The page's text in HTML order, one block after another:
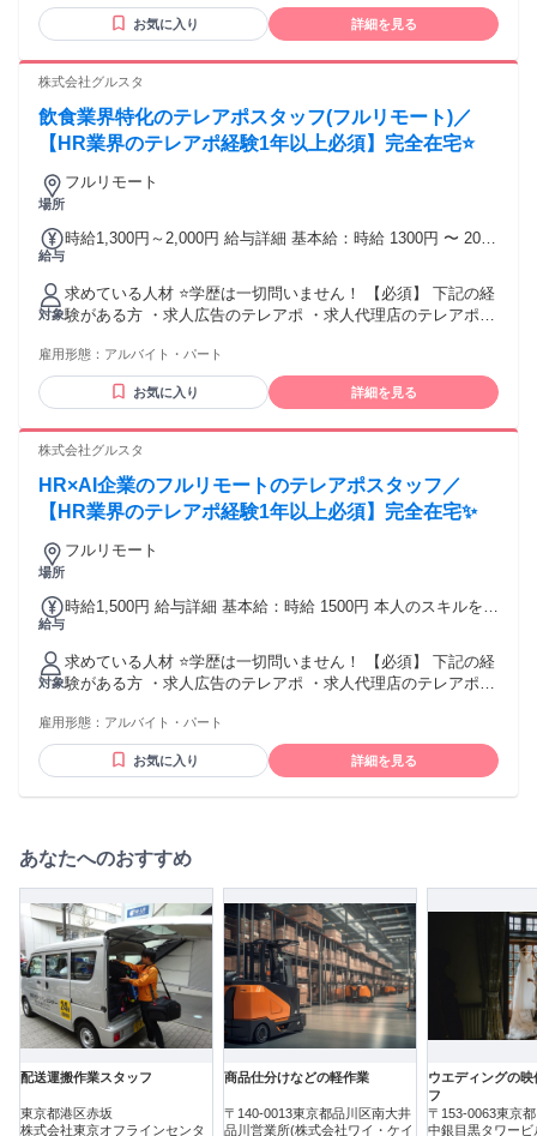
れていた方たちばかりです。 営業職、販売職、飲食店、テー
マパーク、など 接客業に携わっていた方はもちろん、 事務職
来た方であれば、即戦力です！
お気に入り 詳細を見る
株式会社グルスタ
飲食業界特化のテレアポスタッフ(フルリモート)／
【HR業界のテレアポ経験1年以上必須】完全在宅⭐
場所
フルリモート
給与
時給1,300円～2,000円 給与詳細 基本給：時給 1300円 〜 2000
応じて時給が変動） 「フルタイムじゃなくても、しっかり安
定収入！」 「頑張りに応じて時給もぐんぐんUP！」
対象
求めている人材 ⭐学歴は一切問いません！ 【必須】 下記の経
験がある方 ・求人広告のテレアポ ・求人代理店のテレアポ
派遣のテレアポ ・採用代行会社でのテレアポ ・研修／人材育
成ツールのテレアポ テレフォンアポインター、カスタマーセ
ンター、お客様サポート、 コールセンター、コールスタッ
雇用形態： アルバイト・パート
お気に入り 詳細を見る
株式会社グルスタ
HR×AI企業のフルリモートのテレアポスタッフ／
【HR業界のテレアポ経験1年以上必須】完全在宅✨
場所
フルリモート
給与
時給1,500円 給与詳細 基本給：時給 1500円 本人のスキルを考
「フルタイムじゃなくても、しっかり安定収入！」 「頑張り
に応じて時給もぐんぐんUP！」
対象
求めている人材 ⭐学歴は一切問いません！ 【必須】 下記の経
験がある方 ・求人広告のテレアポ ・求人代理店のテレアポ
派遣のテレアポ ・採用代行会社でのテレアポ ・研修／人材育
成ツールのテレアポ テレフォンアポインター、カスタマーセ
ンター、お客様サポート、 コールセンター、コールスタッ
雇用形態： アルバイト・パート
お気に入り 詳細を見る
あなたへのおすすめ
配送運搬作業スタッフ
東京都港区赤坂
株式会社東京オフラインセンタ
商品仕分けなどの軽作業
〒140-0013東京都品川区南大井
品川営業所(株式会社ワイ・ケイ
ウエディングの
フ
〒153-0063東京
中銀目黒タワービ